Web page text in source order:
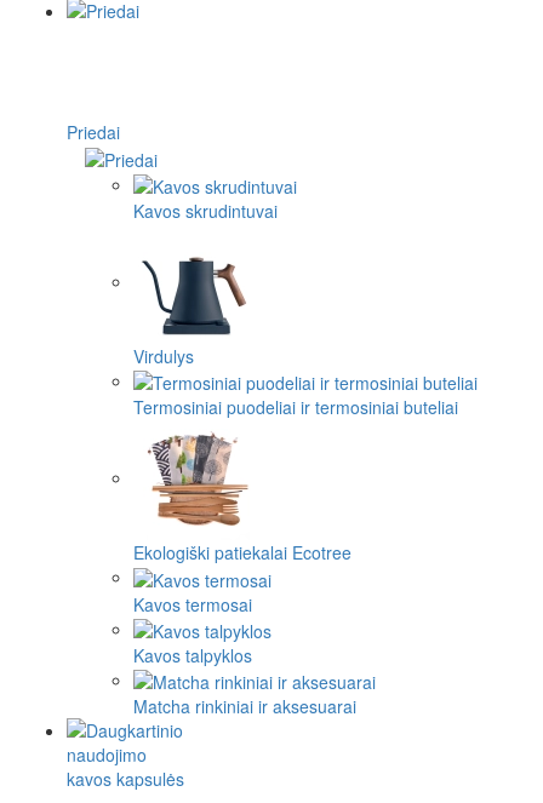
Priedai
Kavos skrudintuvai
Virdulys
Termosiniai puodeliai ir termosiniai buteliai
Ekologiški patiekalai Ecotree
Kavos termosai
Kavos talpyklos
Matcha rinkiniai ir aksesuarai